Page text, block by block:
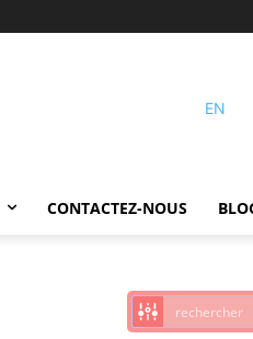
EN
CONTACTEZ-NOUS